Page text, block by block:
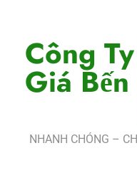
contentCông
Giá
NHANH CHÓNG –